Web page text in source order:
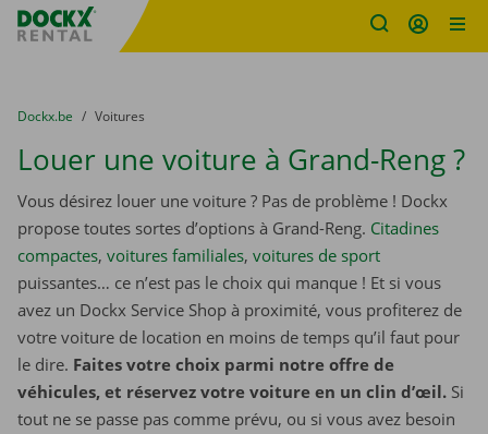
sitename
You are here:
du
Dockx.be to
Voitures
Louer une voiture à Grand-Reng ?
Vous désirez louer une voiture ? Pas de problème ! Dockx
propose toutes sortes d’options à Grand-Reng. Citadines
compactes, voitures familiales, voitures de sport
puissantes… ce n’est pas le choix qui manque ! Et si vous
avez un Dockx Service Shop à proximité, vous profiterez de
votre voiture de location en moins de temps qu’il faut pour
le dire. Faites votre choix parmi notre offre de
véhicules, et réservez votre voiture en un clin d’œil. Si
tout ne se passe pas comme prévu, ou si vous avez besoin